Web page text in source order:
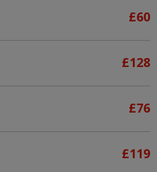
£60
£128
£76
£119